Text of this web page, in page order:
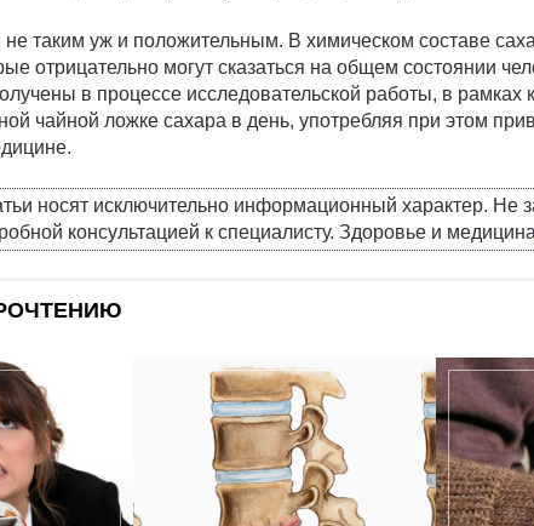
таким уж и положительным. В химическом составе
отрицательно могут сказаться на общем состоянии
в процессе исследовательской работы, в рамках
чайной ложке сахара в день, употребляя при этом
носят исключительно информационный характер. Не
консультацией к специалисту. Здоровье и